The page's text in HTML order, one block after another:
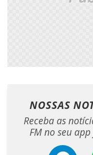
NOSSAS
Receba as
FM no seu